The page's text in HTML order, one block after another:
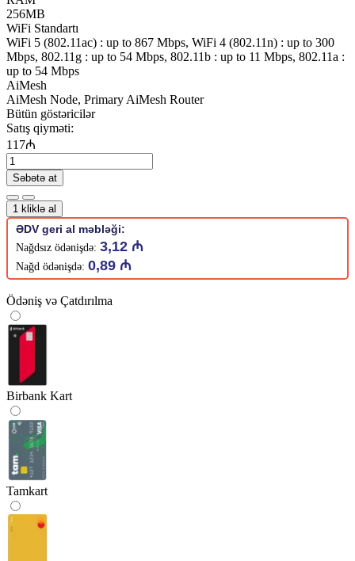
256MB
WiFi Standartı
WiFi 5 (802.11ac) : up to 867 Mbps, WiFi 4 (802.11n) : up to 300
Mbps, 802.11g : up to 54 Mbps, 802.11b : up to 11 Mbps, 802.11a :
up to 54 Mbps
AiMesh
AiMesh Node, Primary AiMesh Router
Bütün göstəricilər
Satış qiyməti:
117₼
Səbətə at
1 kliklə al
ƏDV geri al məbləği:
Nağdsız ödənişdə: 3,12 ₼
Nağd ödənişdə: 0,89 ₼
Ödəniş və Çatdırılma
Birbank Kart
Tamkart